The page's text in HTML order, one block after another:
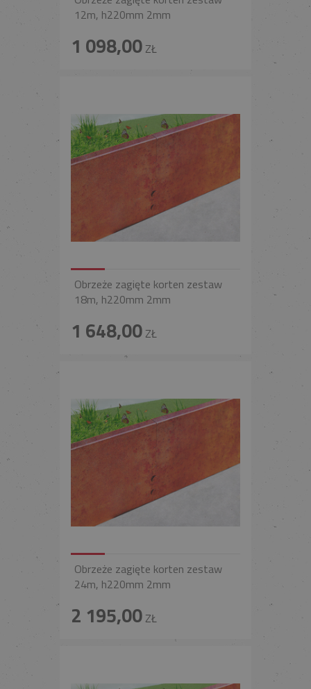
12m, h220mm 2mm
1 098,00ZŁ
Obrzeże zagięte korten zestaw
18m, h220mm 2mm
1 648,00ZŁ
Obrzeże zagięte korten zestaw
24m, h220mm 2mm
2 195,00ZŁ